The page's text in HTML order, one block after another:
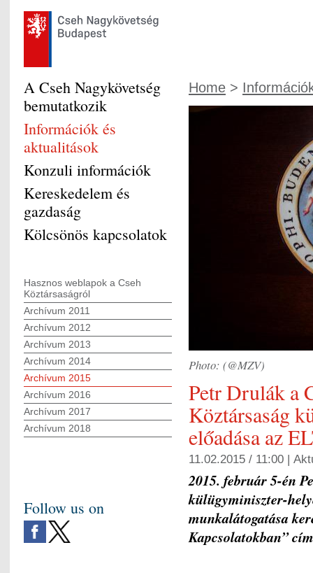
Home >
Photo: (@MZV)
Petr Drulák a
Köztársaság
előadása az
11.02.2015 / 11:00 |
2015. február 5-én
külügyminiszter-
munkalátogatása
Kapcsolatokban”
A Cseh Nagykövetség
bemutatkozik
Információk és
aktualitások
Konzuli információk
Kereskedelem és
gazdaság
Kölcsönös kapcsolatok
Hasznos weblapok a Cseh
Köztársaságról
Archívum 2011
Archívum 2012
Archívum 2013
Archívum 2014
Archívum 2015
Archívum 2016
Archívum 2017
Archívum 2018
Follow us on